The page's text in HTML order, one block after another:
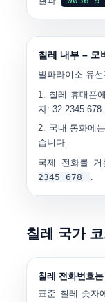
칠레 내부 –
발파라이소 유
칠레 휴대폰
자:32 2345 678.
국내 통화에
습니다.
국제 전화를 거
2345 678
.
칠레 국가
칠레 전화번호
표준 칠레 숫자